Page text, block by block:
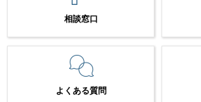
相談窓口
よくある質問